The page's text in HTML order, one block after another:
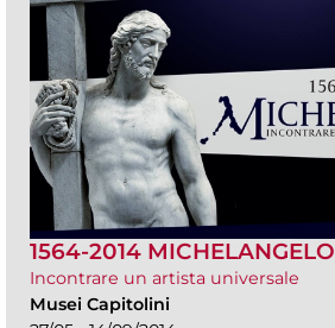
1564-2014 MICHELANGELO
Incontrare un artista universale
Musei Capitolini